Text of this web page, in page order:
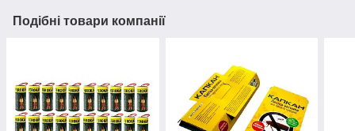
Подібні товари компанії